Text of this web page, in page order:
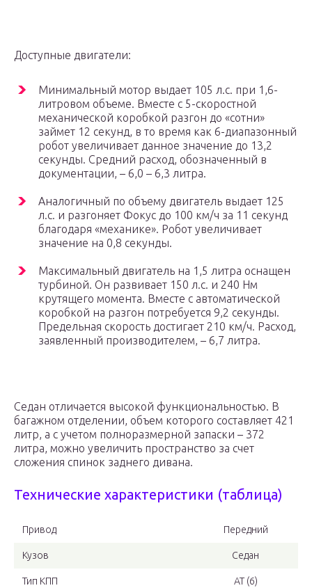
Доступные двигатели:
Минимальный мотор выдает 105 л.с. при 1,6-
литровом объеме. Вместе с 5-скоростной
механической коробкой разгон до «сотни»
займет 12 секунд, в то время как 6-диапазонный
робот увеличивает данное значение до 13,2
секунды. Средний расход, обозначенный в
документации, – 6,0 – 6,3 литра.
Аналогичный по объему двигатель выдает 125
л.с. и разгоняет Фокус до 100 км/ч за 11 секунд
благодаря «механике». Робот увеличивает
значение на 0,8 секунды.
Максимальный двигатель на 1,5 литра оснащен
турбиной. Он развивает 150 л.с. и 240 Нм
крутящего момента. Вместе с автоматической
коробкой на разгон потребуется 9,2 секунды.
Предельная скорость достигает 210 км/ч. Расход,
заявленный производителем, – 6,7 литра.
Седан отличается высокой функциональностью. В
багажном отделении, объем которого составляет 421
литр, а с учетом полноразмерной запаски – 372
литра, можно увеличить пространство за счет
сложения спинок заднего дивана.
Технические характеристики (таблица)
Привод Передний
Кузов Седан
Тип КПП AT (6)